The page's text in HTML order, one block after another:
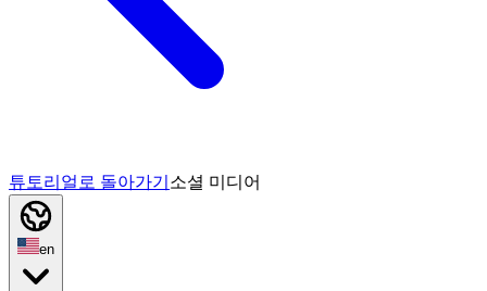
튜토리얼로 돌아가기 소셜 미디어
en